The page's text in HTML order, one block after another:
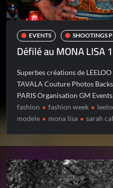
EVENTS SHOOTINGS
Défilé au MONA LISA
Superbes créations de
TAVALA Couture Photos
PARIS Organisation GM Events
fashion
fashion week
modele
mona lisa sarah